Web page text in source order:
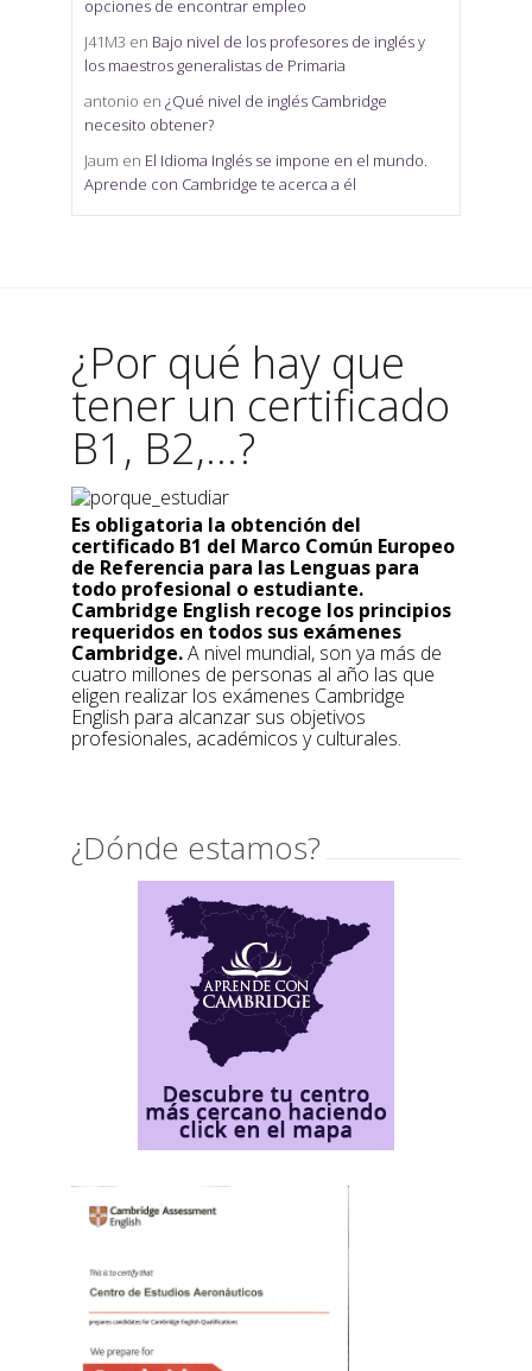
opciones de encontrar empleo
J41M3 en Bajo nivel de los profesores de inglés y
los maestros generalistas de Primaria
antonio en ¿Qué nivel de inglés Cambridge
necesito obtener?
Jaum en El Idioma Inglés se impone en el mundo.
Aprende con Cambridge te acerca a él
¿Por qué hay que
tener un certificado
B1, B2,...?
Es obligatoria la obtención del
certificado B1 del Marco Común Europeo
de Referencia para las Lenguas para
todo profesional o estudiante.
Cambridge English recoge los principios
requeridos en todos sus exámenes
Cambridge.A nivel mundial, son ya más de
cuatro millones de personas al año las que
eligen realizar los exámenes Cambridge
English para alcanzar sus objetivos
profesionales, académicos y culturales.
¿Dónde estamos?